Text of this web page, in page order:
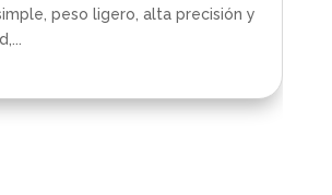
peso ligero, alta precisión y